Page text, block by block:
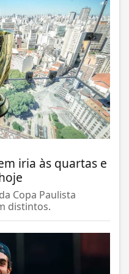
iria às quartas e
Copa Paulista
distintos.